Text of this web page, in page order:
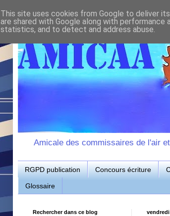
Amicale des commissaires de l'air
RGPD publication Concours écriture
Glossaire
vendredi
Rechercher dans ce blog
This site uses cookies from Google to deliver
are shared with Google along with
statistics, and to detect and address abuse.